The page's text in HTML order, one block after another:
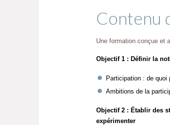
Contenu
Une formation conçue et
Objectif 1 : Définir la
Participation : de quoi
Ambitions de la
Objectif 2 : Établir des
expérimenter